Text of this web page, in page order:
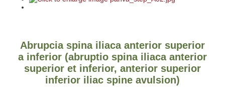
Abrupcia spina iliaca anterior superior
a inferior (abruptio spina iliaca anterior
superior et inferior, anterior superior
inferior iliac spine avulsion)